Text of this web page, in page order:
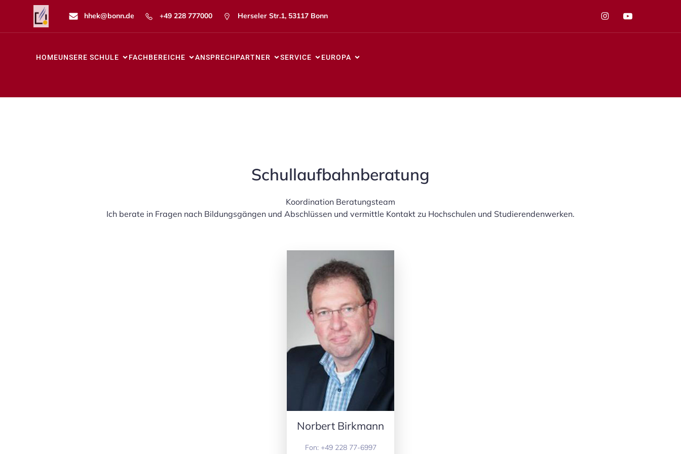
hhek@bonn.de +49 228 777000 Herseler Str.1, 53117 Bonn
HOMEUNSERE SCHULE FACHBEREICHE ANSPRECHPARTNER SERVICE EUROPA
Schullaufbahnberatung
Koordination Beratungsteam
Ich berate in Fragen nach Bildungsgängen und Abschlüssen und vermittle Kontakt zu Hochschulen und Studierendenwerken.
Norbert Birkmann
Fon: +49 228 77-6997